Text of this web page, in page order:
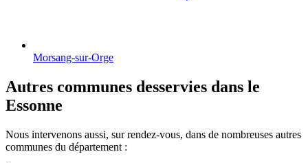
Morsang-sur-Orge
Autres communes desservies dans le
Essonne
Nous intervenons aussi, sur rendez-vous, dans de nombreuses autres
communes du département :